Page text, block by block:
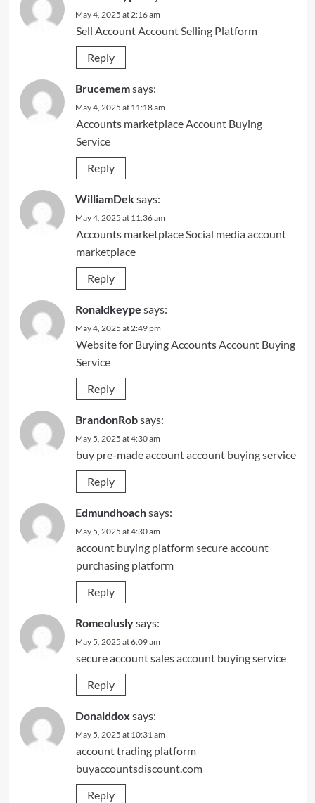
May 4, 2025 at 2:16 am
Sell AccountAccount Selling Platform
Reply
Brucememsays:
May 4, 2025 at 11:18 am
Accounts marketplaceAccount Buying
Service
Reply
WilliamDeksays:
May 4, 2025 at 11:36 am
Accounts marketplaceSocial media account
marketplace
Reply
Ronaldkeype says:
May 4, 2025 at 2:49 pm
Website for Buying AccountsAccount Buying
Service
Reply
BrandonRobsays:
May 5, 2025 at 4:30 am
buy pre-made accountaccount buying service
Reply
Edmundhoachsays:
May 5, 2025 at 4:30 am
account buying platformsecure account
purchasing platform
Reply
Romeoluslysays:
May 5, 2025 at 6:09 am
secure account salesaccount buying service
Reply
Donalddox says:
May 5, 2025 at 10:31 am
account trading platform
buyaccountsdiscount.com
Reply